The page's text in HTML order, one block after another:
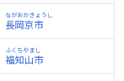
長岡京市
ながおかきょうし
福知山市
ふくちやまし